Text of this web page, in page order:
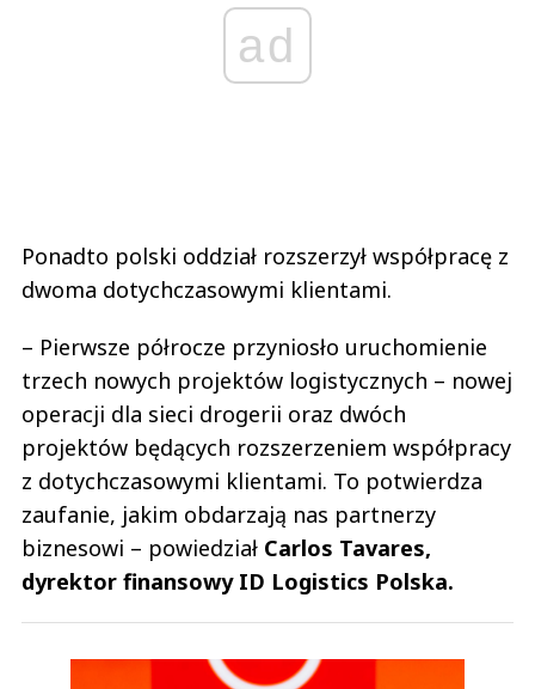
ad
Ponadto polski oddział rozszerzył współpracę z
dwoma dotychczasowymi klientami.
– Pierwsze półrocze przyniosło uruchomienie
trzech nowych projektów logistycznych – nowej
operacji dla sieci drogerii oraz dwóch
projektów będących rozszerzeniem współpracy
z dotychczasowymi klientami. To potwierdza
zaufanie, jakim obdarzają nas partnerzy
biznesowi – powiedział Carlos Tavares,
dyrektor finansowy ID Logistics Polska.